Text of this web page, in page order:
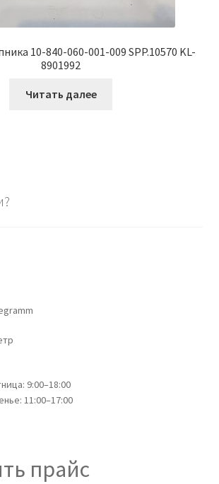
10-840-060-001-009 SPP.10570 KL-
8901992
Читать далее
9:00–18:00
11:00–17:00
прайс